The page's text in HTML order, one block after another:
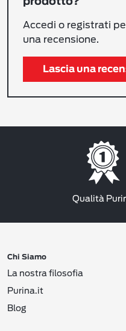
Accedi o registrati
una recensione.
Lascia una
Qualità
Chi Siamo
La nostra filosofia
Purina.it
Blog